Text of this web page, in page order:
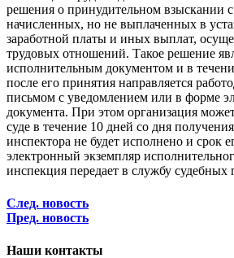
решения о принудительном взыскании с
начисленных, но не выплаченных в
заработной платы и иных выплат,
трудовых отношений. Такое решение
исполнительным документом и в
после его принятия направляется
письмом с уведомлением или в форме
документа. При этом организация
суде в течение 10 дней со дня
инспектора не будет исполнено и срок
электронный экземпляр
инспекция передает в службу судебных
След. новость
Пред. новость
Наши контакты